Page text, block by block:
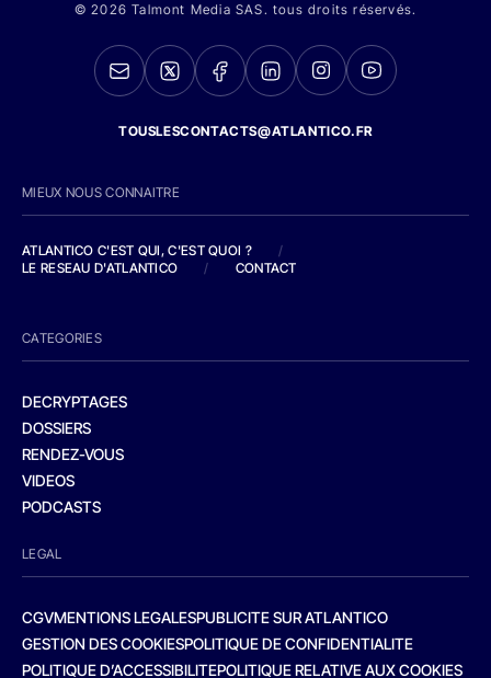
© 2026 Talmont Media SAS. tous droits réservés.
TOUSLESCONTACTS@ATLANTICO.FR
MIEUX NOUS CONNAITRE
ATLANTICO C'EST QUI, C'EST QUOI ?
/
LE RESEAU D'ATLANTICO
/ CONTACT
CATEGORIES
DECRYPTAGES
DOSSIERS
RENDEZ-VOUS
VIDEOS
PODCASTS
LEGAL
CGVMENTIONS LEGALESPUBLICITE SUR ATLANTICO
GESTION DES COOKIESPOLITIQUE DE CONFIDENTIALITE
POLITIQUE D’ACCESSIBILITEPOLITIQUE RELATIVE AUX COOKIES